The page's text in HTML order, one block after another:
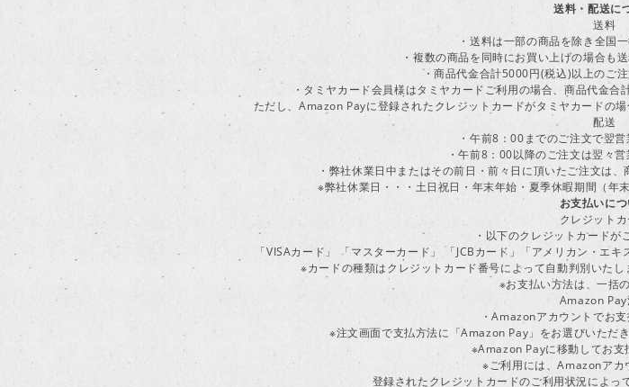
送料・配送に
送料
・送料は一部の商品を除き全国
・複数の商品を同時にお買い上げの場合も
・商品代金合計5000円(税込)以上のご注
・タミヤカード会員様はタミヤカードご利用の場合、商品代金
ただし、Amazon Payに登録されたクレジットカードがタミヤカードの
配送
・午前8：00までのご注文で翌営
・午前8：00以降のご注文は翌々営
・弊社休業日中またはその前日・前々日に頂いたご注文は
※弊社休業日・・・土日祝日・年末年始・夏季休暇期間（年
お支払いに
クレジット
・以下のクレジットカードが
「VISAカード」 「マスターカード」 「JCBカード」「アメリカン・エ
※カードの種類はクレジットカード番号によって自動判別いた
※お支払い方法は、一括
Amazon Pay
・Amazonアカウントでお支
※注文画面で支払方法に「Amazon Pay」をお選びいただ
※Amazon Payに移動してお支
※ご利用には、Amazonアカ
登録されたクレジットカードのご利用状況によっ